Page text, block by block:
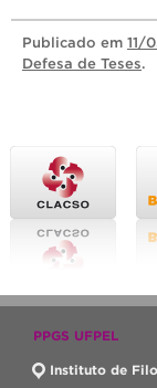
Publicado em 11/
Defesa de Teses.
PPGS UFPEL
Instituto de